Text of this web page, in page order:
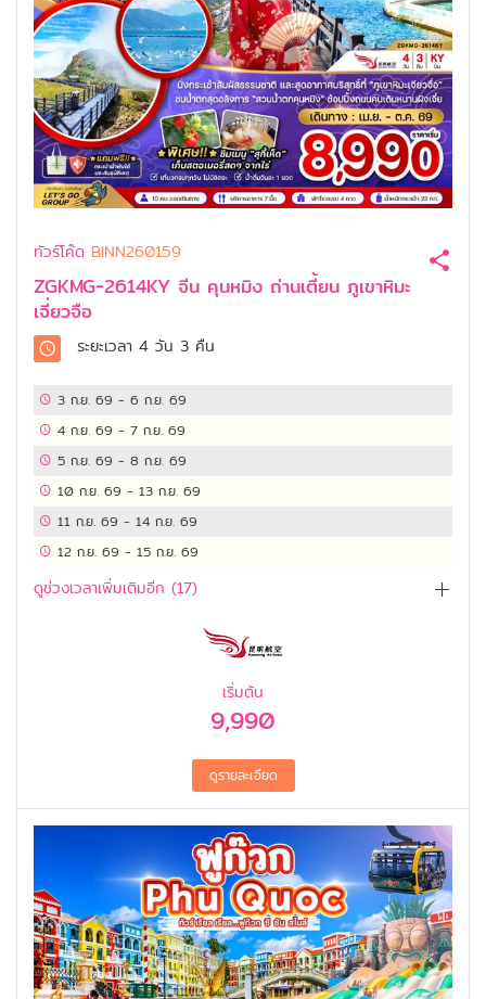
ทัวร์โค๊ด BINN260159
ZGKMG-2614KY จีน คุนหมิง ถ่านเตี้ยน ภูเขาหิมะ
เจี่ยวจือ
ระยะเวลา 4 วัน 3 คืน
3 ก.ย. 69 - 6 ก.ย. 69
4 ก.ย. 69 - 7 ก.ย. 69
5 ก.ย. 69 - 8 ก.ย. 69
10 ก.ย. 69 - 13 ก.ย. 69
11 ก.ย. 69 - 14 ก.ย. 69
12 ก.ย. 69 - 15 ก.ย. 69
ดูช่วงเวลาเพิ่มเติมอีก (17)
เริ่มต้น
9,990